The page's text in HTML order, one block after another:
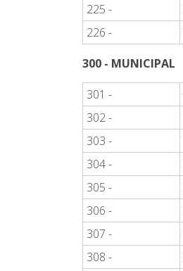
225 -
226 -
300 - MUNICIPAL
301 -
302 -
303 -
304 -
305 -
306 -
307 -
308 -